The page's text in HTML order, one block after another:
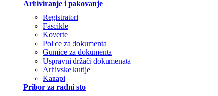
Arhiviranje i pakovanje
Registratori
Fascikle
Koverte
Police za dokumenta
Gumice za dokumenta
Uspravni držači dokumenata
Arhivske kutije
Kanapi
Pribor za radni sto